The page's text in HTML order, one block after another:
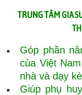
TRUNG TÂMGIA
Góp phần
của Việt
nhà và dạy
Giúp phụ